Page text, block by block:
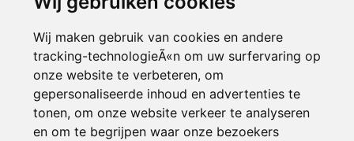
Wij maken gebruik van cookies en andere
tracking-technologieÃ«n om uw surfervaring op
onze website te verbeteren, om
gepersonaliseerde inhoud en advertenties te
tonen, om onze website verkeer te analyseren
en om te begrijpen waar onze bezoekers